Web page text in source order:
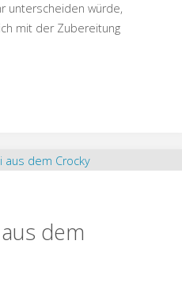
unterscheiden würde,
mit der Zubereitung
dem